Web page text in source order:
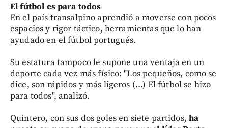
El fútbol es para todos
En el país transalpino aprendió a moverse con pocos
espacios y rigor táctico, herramientas que lo han
ayudado en el fútbol portugués.
Su estatura tampoco le supone una ventaja en un
deporte cada vez más físico: "Los pequeños, como se
dice, son rápidos y más ligeros (...) El fútbol se hizo
para todos", analizó.
Quintero, con sus dos goles en siete partidos,ha